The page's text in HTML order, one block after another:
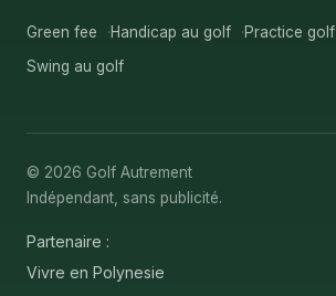
Green fee Handicap au golf Practice golf
Swing au golf
© 2026 Golf Autrement
Indépendant, sans publicité.
Partenaire :
Vivre en Polynesie